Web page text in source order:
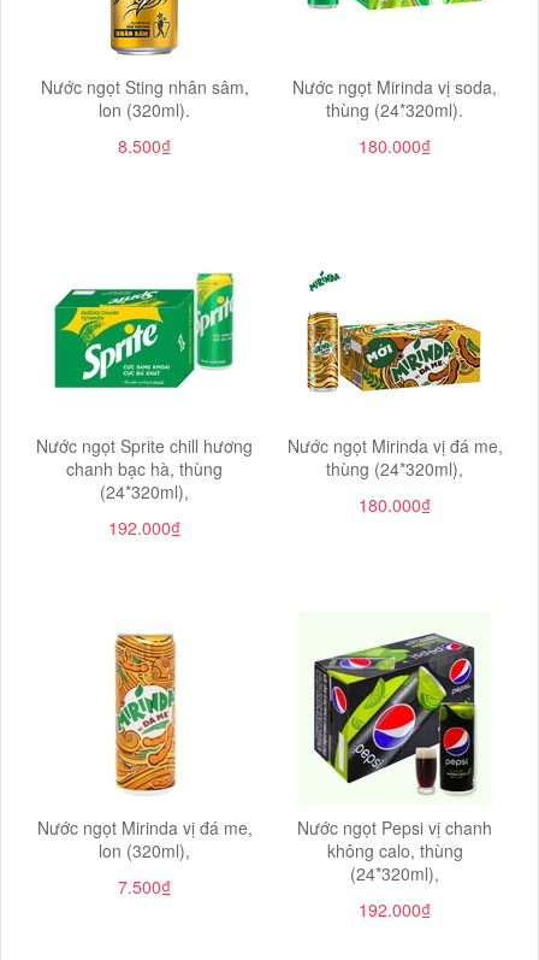
Nước ngọt Sting nhân sâm,
lon (320ml).
8.500₫
Nước ngọt Mirinda vị soda,
thùng (24*320ml).
180.000₫
Nước ngọt Sprite chill hương
chanh bạc hà, thùng
(24*320ml),
192.000₫
Nước ngọt Mirinda vị đá me,
thùng (24*320ml),
180.000₫
Nước ngọt Mirinda vị đá me,
lon (320ml),
7.500₫
Nước ngọt Pepsi vị chanh
không calo, thùng
(24*320ml),
192.000₫